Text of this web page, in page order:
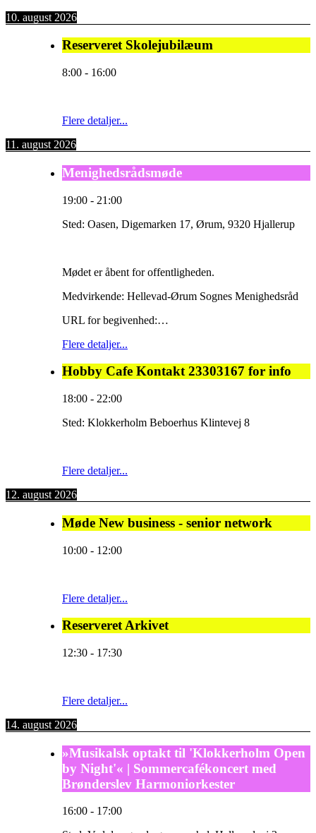
10. august 2026
Reserveret Skolejubilæum
8:00 - 16:00
Flere detaljer...
11. august 2026
Menighedsrådsmøde
19:00 - 21:00
Sted: Oasen, Digemarken 17, Ørum, 9320 Hjallerup
Mødet er åbent for offentligheden.
Medvirkende: Hellevad-Ørum Sognes Menighedsråd
URL for begivenhed:…
Flere detaljer...
Hobby Cafe Kontakt 23303167 for info
18:00 - 22:00
Sted: Klokkerholm Beboerhus Klintevej 8
Flere detaljer...
12. august 2026
Møde New business - senior network
10:00 - 12:00
Flere detaljer...
Reserveret Arkivet
12:30 - 17:30
Flere detaljer...
14. august 2026
»Musikalsk optakt til 'Klokkerholm Open
by Night'« | Sommercafékoncert med
Brønderslev Harmoniorkester
16:00 - 17:00